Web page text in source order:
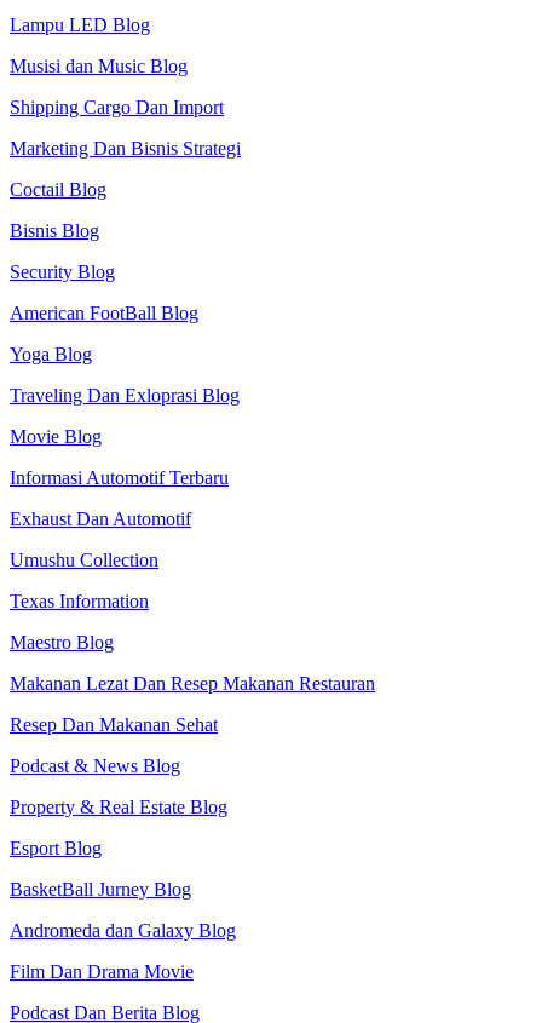
Lampu LED Blog
Musisi dan Music Blog
Shipping Cargo Dan Import
Marketing Dan Bisnis Strategi
Coctail Blog
Bisnis Blog
Security Blog
American FootBall Blog
Yoga Blog
Traveling Dan Exloprasi Blog
Movie Blog
Informasi Automotif Terbaru
Exhaust Dan Automotif
Umushu Collection
Texas Information
Maestro Blog
Makanan Lezat Dan Resep Makanan Restauran
Resep Dan Makanan Sehat
Podcast & News Blog
Property & Real Estate Blog
Esport Blog
BasketBall Jurney Blog
Andromeda dan Galaxy Blog
Film Dan Drama Movie
Podcast Dan Berita Blog